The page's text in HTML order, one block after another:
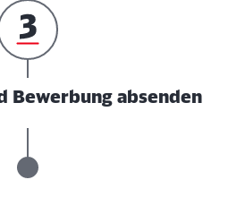
Bewerbung absenden